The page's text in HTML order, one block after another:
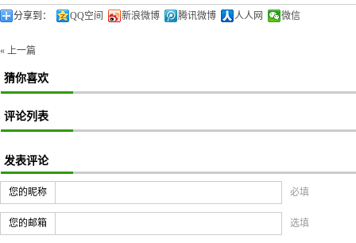
分享到： QQ空间 新浪微博 腾讯微博 人人网 微信
« 上一篇
猜你喜欢
评论列表
发表评论
您的昵称 必填
您的邮箱 选填